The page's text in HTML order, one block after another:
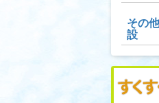
その
設